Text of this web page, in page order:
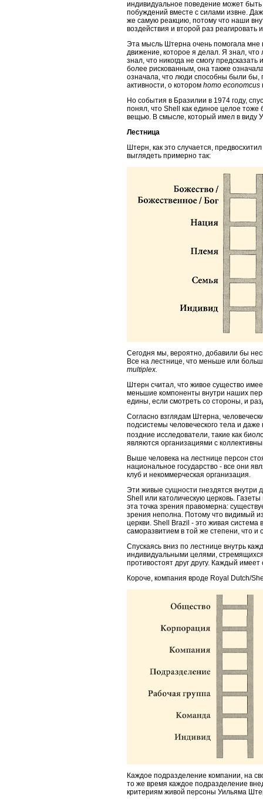
индивидуальное поведение может
побуждений вместе с силами извне.
же самую реакцию, потому что наши
воздействия и второй раз реагировать
Эта мысль Штерна очень помогала
движение, которое я делал. Я знал,
знал, что никогда не смогу
более рискованным, она также
означала, что люди способны были бы,
активности, о котором homo economcus
Но события в Бразилии в 1974 году,
понял, что Shell как единое целое
вещью. В смысле, который имел в виду
Лестница
Штерн, как это случается,
выглядеть примерно так:
Сегодня мы, вероятно, добавили бы
Все на лестнице, что меньше или
multiplex.
Штерн считал, что живое существо
меньшие компоненты внутри наших
едины, если смотреть со стороны, и
Согласно взглядам Штерна,
подсистемы человеческого тела и
поздние исследователи, такие как
являются организациями с
Выше человека на лестнице персон
национальное государство - все они
клуб и некоммерческая организация.
Эти живые сущности гнездятся внутри
Shell или католическую церковь.
эта точка зрения правомерна:
зрения неполна. Потому что видимый
церкви. Shell Brazil - это живая
саморазвитием в той же степени, что
Спускаясь вниз по лестнице внутрь
индивидуальными целями,
противостоят друг другу. Каждый
Короче, компания вроде Royal Dutch/
Каждое подразделение компании, на
то же время каждое подразделение
критериям живой персоны Уильяма